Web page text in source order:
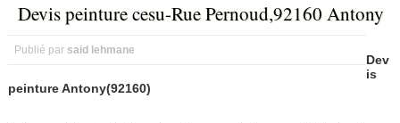
Devis peinture cesu-Rue Pernoud,92160 Antony
Publié par said lehmane
Dev
is
peinture Antony(92160)